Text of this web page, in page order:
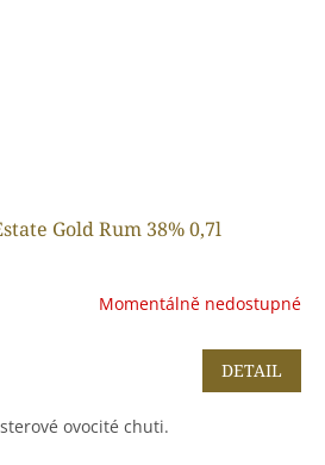
Gold Rum 38% 0,7l
Momentálně nedostupné
DETAIL
ovocité chuti.